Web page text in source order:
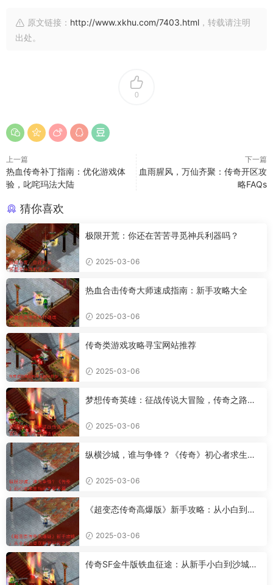
原文链接： http://www.xkhu.com/7403.html ，转载请注明
出处。
0
上一篇
热血传奇补丁指南：优化游戏体
验，叱咤玛法大陆
下一篇
血雨腥风，万仙齐聚：传奇开区攻
略FAQs
猜你喜欢
极限开荒：你还在苦苦寻觅神兵利器吗？
2025-03-06
热血合击传奇大师速成指南：新手攻略大全
2025-03-06
传奇类游戏攻略寻宝网站推荐
2025-03-06
梦想传奇英雄：征战传说大冒险，传奇之路何
2025-03-06
纵横沙城，谁与争锋？《传奇》初心者求生指
2025-03-06
《超变态传奇高爆版》新手攻略：从小白到骨
2025-03-06
传奇SF金牛版铁血征途：从新手小白到沙城霸